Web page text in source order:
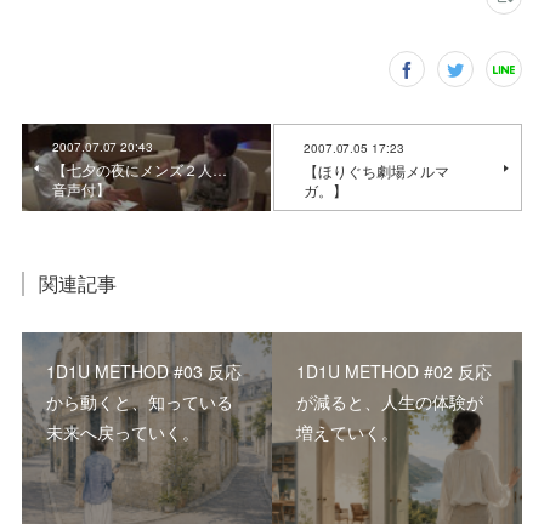
2007.07.07 20:43
【七夕の夜にメンズ２人…
音声付】
2007.07.05 17:23
【ほりぐち劇場メルマ
ガ。】
関連記事
1D1U METHOD #03 反応
から動くと、知っている
未来へ戻っていく。
1D1U METHOD #02 反応
が減ると、人生の体験が
増えていく。